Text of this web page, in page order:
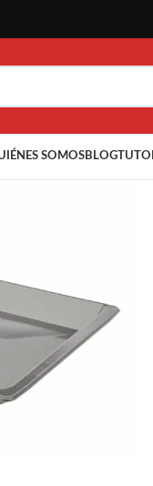
SOMOSBLOG